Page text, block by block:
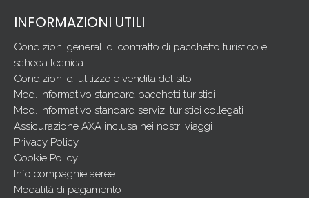
INFORMAZIONI UTILI
Condizioni generali di contratto di pacchetto turistico e
scheda tecnica
Condizioni di utilizzo e vendita del sito
Mod. informativo standard pacchetti turistici
Mod. informativo standard servizi turistici collegati
Assicurazione AXA inclusa nei nostri viaggi
Privacy Policy
Cookie Policy
Info compagnie aeree
Modalità di pagamento